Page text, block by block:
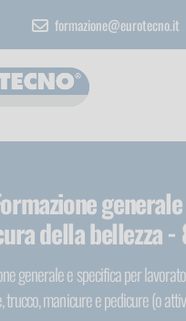
formazione@eurotecno.it
della bellezza -
generale e specifica per
trucco, manicure e pedicure (o